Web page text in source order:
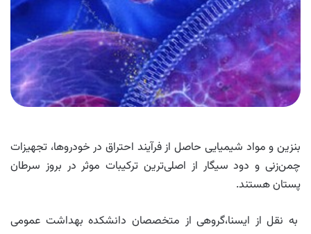
بنزین و مواد شیمیایی حاصل از فرآیند احتراق در خودروها، تجهیزات
چمن‌زنی و دود سیگار از اصلی‌ترین ترکیبات موثر در بروز سرطان‌
پستان هستند.
به نقل از ایسنا،گروهی از متخصصان دانشکده بهداشت عمومی